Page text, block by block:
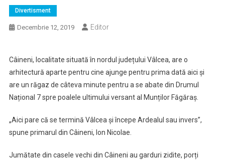
Divertisment
Decembrie 12, 2019 Editor
Câineni, localitate situată în nordul județului Vâlcea, are o
arhitectură aparte pentru cine ajunge pentru prima dată aici și
are un răgaz de câteva minute pentru a se abate din Drumul
Național 7 spre poalele ultimului versant al Munților Făgăraș.
„Aici pare că se termină Vâlcea și începe Ardealul sau invers”,
spune primarul din Câineni, Ion Nicolae.
Jumătate din casele vechi din Câineni au garduri zidite, porți